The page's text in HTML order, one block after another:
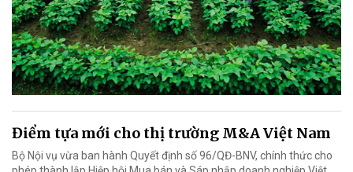
Điểm tựa mới cho thị trường M&A Việt Nam
Bộ Nội vụ vừa ban hành Quyết định số 96/QĐ-BNV, chính thức cho